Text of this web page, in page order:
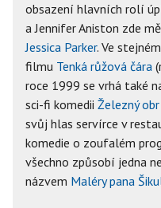
obsazení hlavních rolí
a Jennifer Aniston zde
Jessica Parker. Ve
filmu Tenká růžová čára
roce 1999 se vrhá také
sci-fi komedii Železný obr
svůj hlas servírce v
komedie o zoufalém
všechno způsobí jedna
názvem Maléry pana